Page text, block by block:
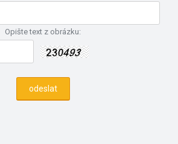
Opište text z obrázku: